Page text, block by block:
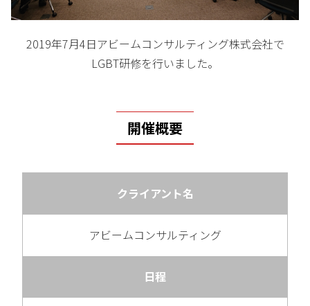
2019年7月4日アビームコンサルティング株式会社で
LGBT研修を行いました。
開催概要
クライアント名
アビームコンサルティング
日程